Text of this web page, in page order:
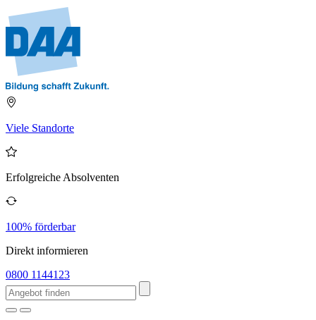
Viele Standorte
Erfolgreiche Absolventen
100% förderbar
Direkt informieren
0800 1144123